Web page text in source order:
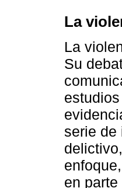
La
La
Su
serie de
en